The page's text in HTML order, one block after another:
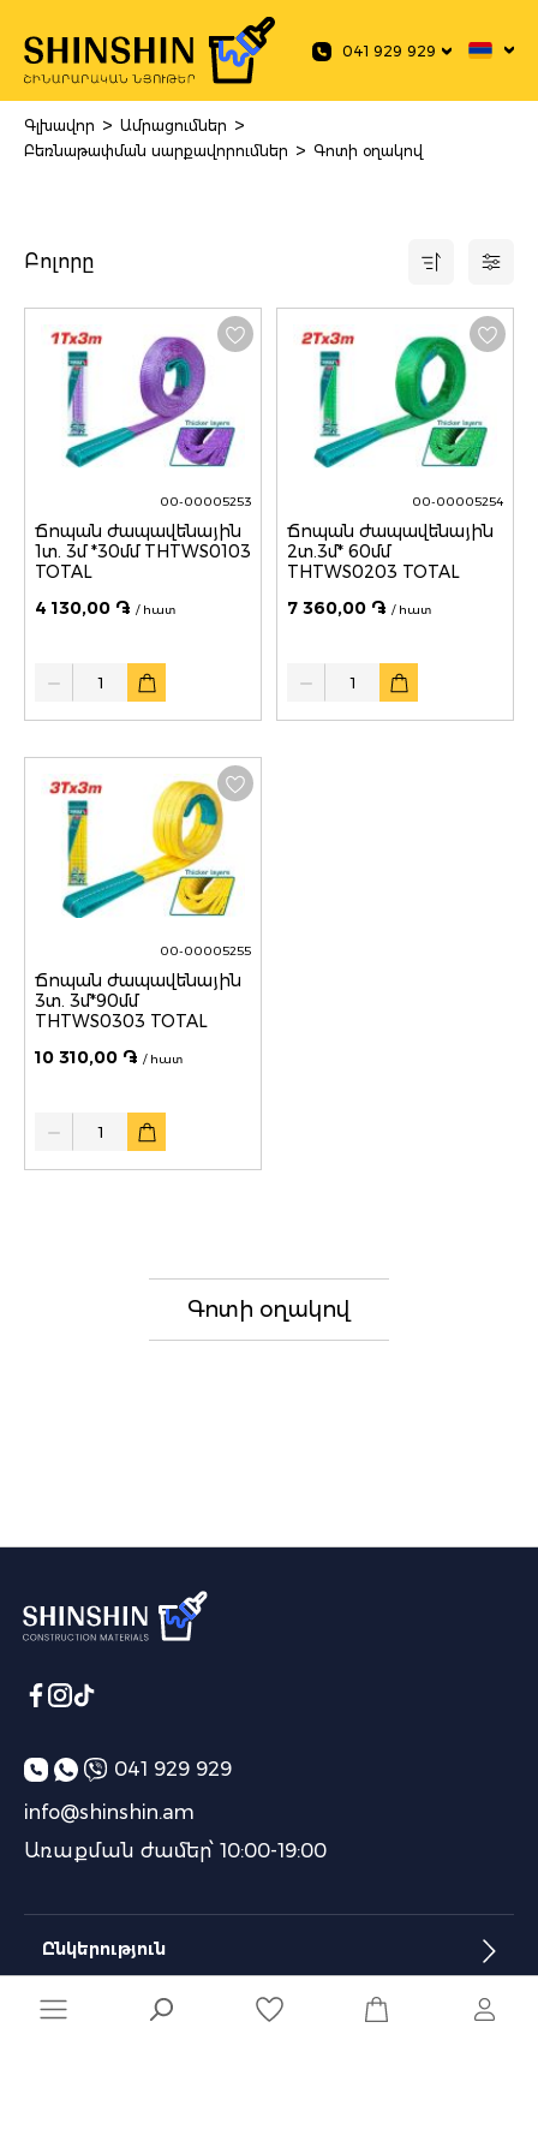
041 929 929
Գլխավոր > Ամրացումներ >
Բեռնաթափման սարքավորումներ > Գոտի օղակով
Բոլորը
00-00005253
Ճոպան ժապավենային
1տ. 3մ *30մմ THTWS0103
TOTAL
4 130,00 ֏ / հատ
00-00005254
Ճոպան ժապավենային
2տ.3մ* 60մմ
THTWS0203 TOTAL
7 360,00 ֏ / հատ
00-00005255
Ճոպան ժապավենային
3տ. 3մ*90մմ
THTWS0303 TOTAL
10 310,00 ֏ / հատ
Գոտի օղակով
041 929 929
info@shinshin.am
Առաքման ժամեր՝ 10:00-19:00
Ընկերություն
Տեղեկատվություն